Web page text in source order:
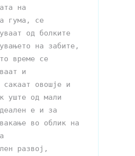
на
гума, се
од болките
на забите,
време се
и
сакаат овошје и
уште од мали
е и за
во облик на
развој,